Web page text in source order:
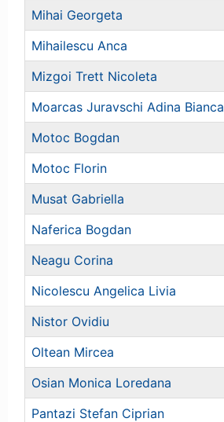
Mihai Georgeta
Mihailescu Anca
Mizgoi Trett Nicoleta
Moarcas Juravschi Adina Bianca
Motoc Bogdan
Motoc Florin
Musat Gabriella
Naferica Bogdan
Neagu Corina
Nicolescu Angelica Livia
Nistor Ovidiu
Oltean Mircea
Osian Monica Loredana
Pantazi Stefan Ciprian